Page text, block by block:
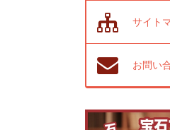
サイト
お問い